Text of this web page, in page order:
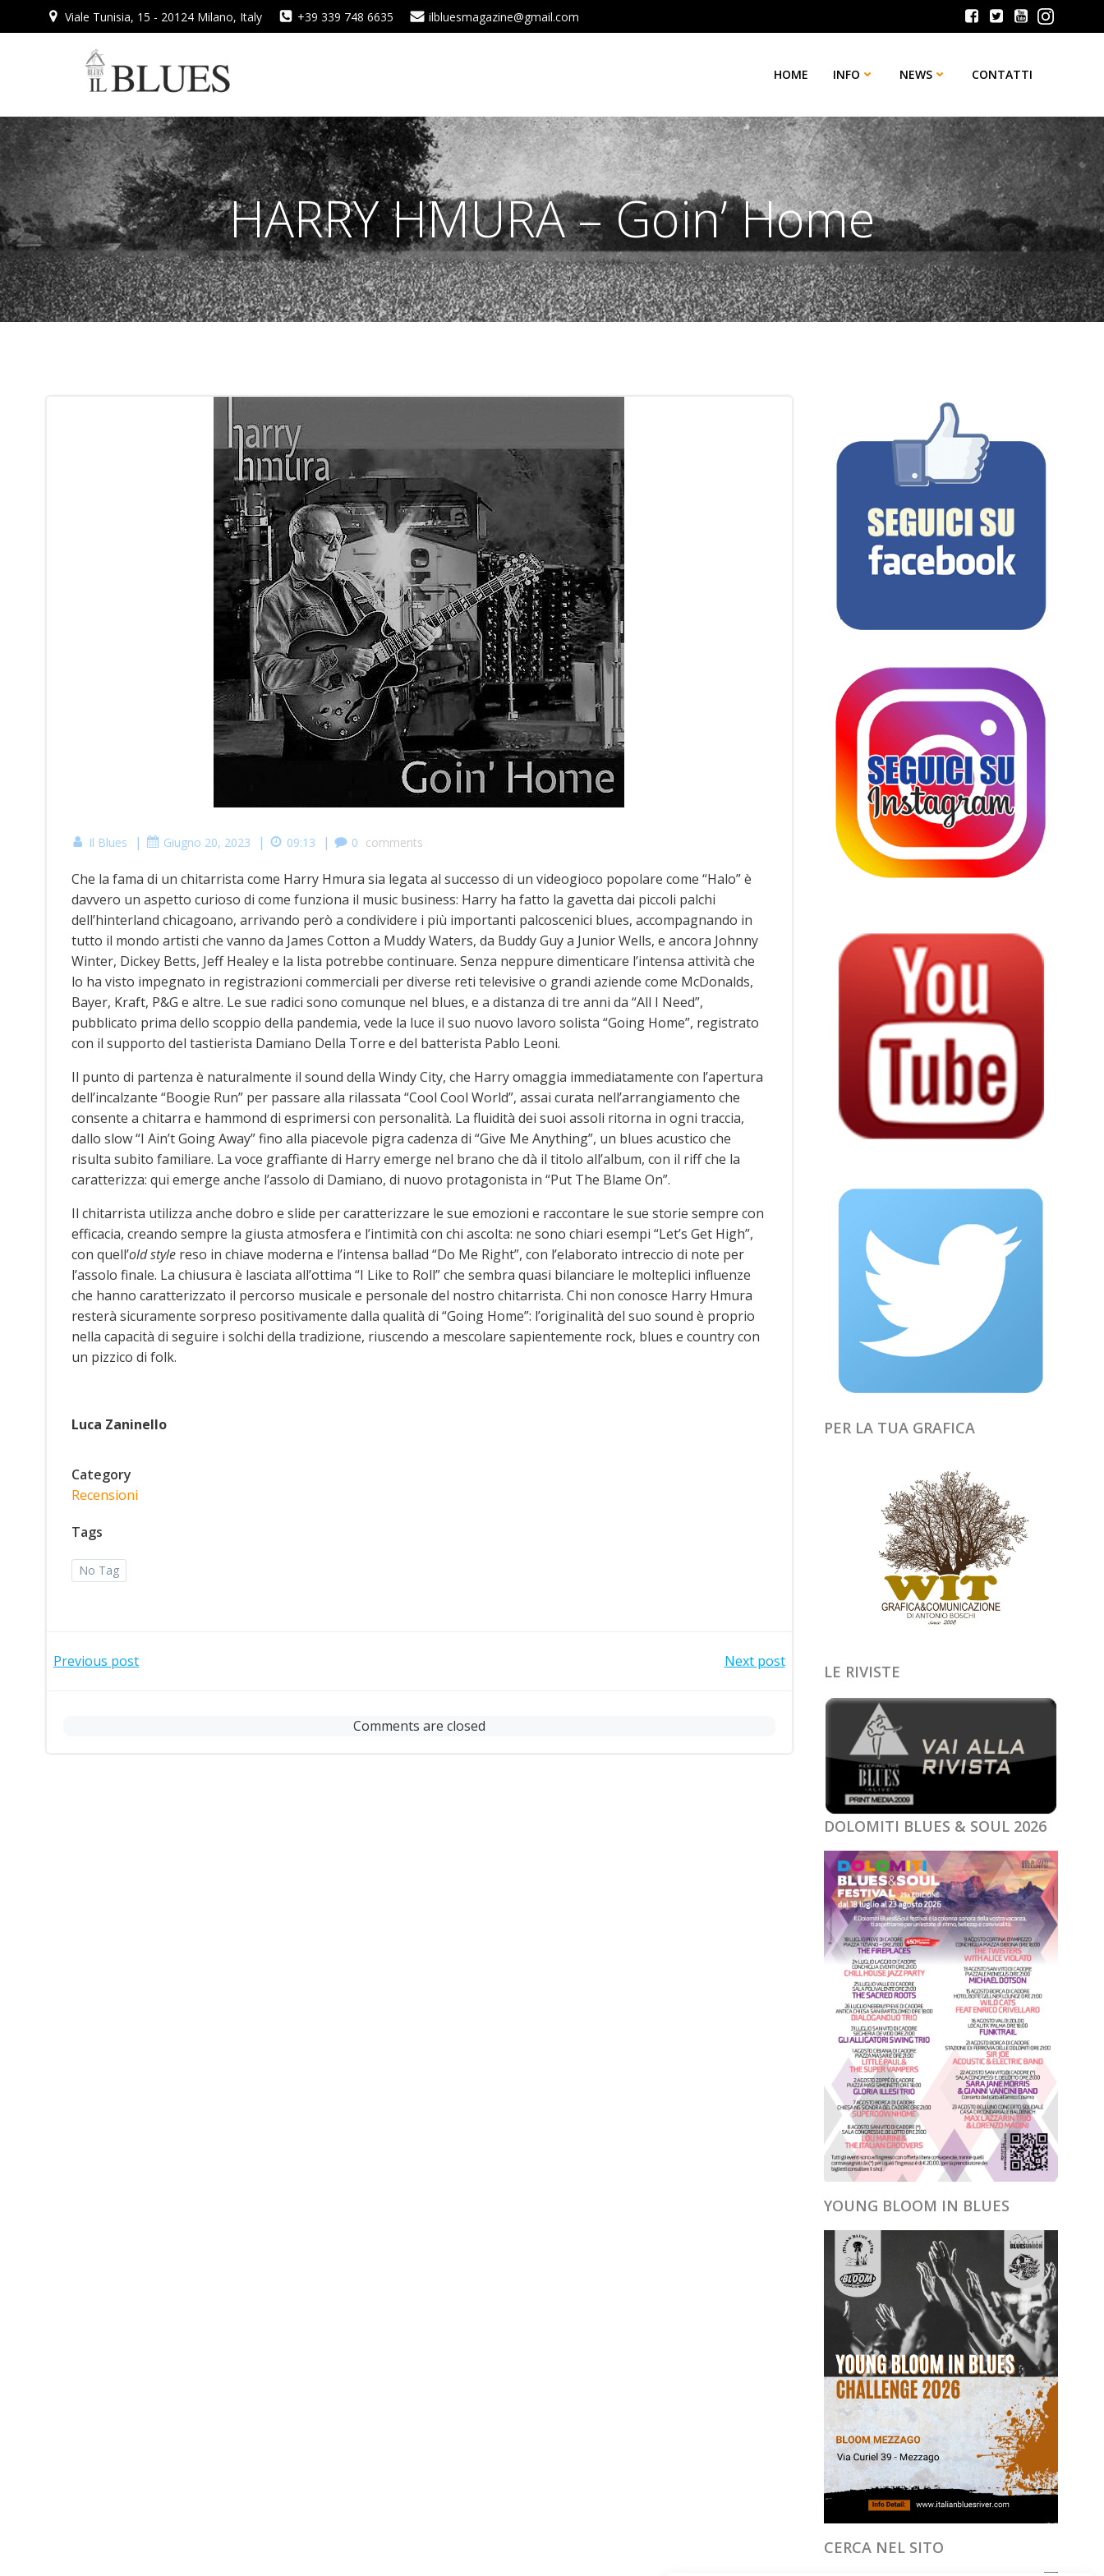
al
Viale Tunisia, 15 - 20124 Milano, Italy +39 339 748 6635 ilbluesmagazine@gmail.com
HOME INFO NEWS CONTATTI
HARRY HMURA – Goin’ Home
Il Blues | Giugno 20, 2023 | 09:13 | 0 comments
Che la fama di un chitarrista come Harry Hmura sia legata al successo di un videogioco popolare come “Halo” è
davvero un aspetto curioso di come funziona il music business: Harry ha fatto la gavetta dai piccoli palchi
dell’hinterland chicagoano, arrivando però a condividere i più importanti palcoscenici blues, accompagnando in
tutto il mondo artisti che vanno da James Cotton a Muddy Waters, da Buddy Guy a Junior Wells, e ancora Johnny
Winter, Dickey Betts, Jeff Healey e la lista potrebbe continuare. Senza neppure dimenticare l’intensa attività che
lo ha visto impegnato in registrazioni commerciali per diverse reti televisive o grandi aziende come McDonalds,
Bayer, Kraft, P&G e altre. Le sue radici sono comunque nel blues, e a distanza di tre anni da “All I Need”,
pubblicato prima dello scoppio della pandemia, vede la luce il suo nuovo lavoro solista “Going Home”, registrato
con il supporto del tastierista Damiano Della Torre e del batterista Pablo Leoni.
Il punto di partenza è naturalmente il sound della Windy City, che Harry omaggia immediatamente con l’apertura
dell’incalzante “Boogie Run” per passare alla rilassata “Cool Cool World”, assai curata nell’arrangiamento che
consente a chitarra e hammond di esprimersi con personalità. La fluidità dei suoi assoli ritorna in ogni traccia,
dallo slow “I Ain’t Going Away” fino alla piacevole pigra cadenza di “Give Me Anything”, un blues acustico che
risulta subito familiare. La voce graffiante di Harry emerge nel brano che dà il titolo all’album, con il riff che la
caratterizza: qui emerge anche l’assolo di Damiano, di nuovo protagonista in “Put The Blame On”.
Il chitarrista utilizza anche dobro e slide per caratterizzare le sue emozioni e raccontare le sue storie sempre con
efficacia, creando sempre la giusta atmosfera e l’intimità con chi ascolta: ne sono chiari esempi “Let’s Get High”,
con quell’old style reso in chiave moderna e l’intensa ballad “Do Me Right”, con l’elaborato intreccio di note per
l’assolo finale. La chiusura è lasciata all’ottima “I Like to Roll” che sembra quasi bilanciare le molteplici influenze
che hanno caratterizzato il percorso musicale e personale del nostro chitarrista. Chi non conosce Harry Hmura
resterà sicuramente sorpreso positivamente dalla qualità di “Going Home”: l’originalità del suo sound è proprio
nella capacità di seguire i solchi della tradizione, riuscendo a mescolare sapientemente rock, blues e country con
un pizzico di folk.
Luca Zaninello
Category
Recensioni
Tags
No Tag
Post
Previous post
navigation
Next post
Comments are closed
PER LA TUA GRAFICA
LE RIVISTE
DOLOMITI BLUES & SOUL 2026
YOUNG BLOOM IN BLUES
CERCA NEL SITO